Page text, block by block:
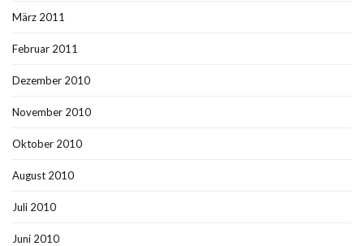
März 2011
Februar 2011
Dezember 2010
November 2010
Oktober 2010
August 2010
Juli 2010
Juni 2010